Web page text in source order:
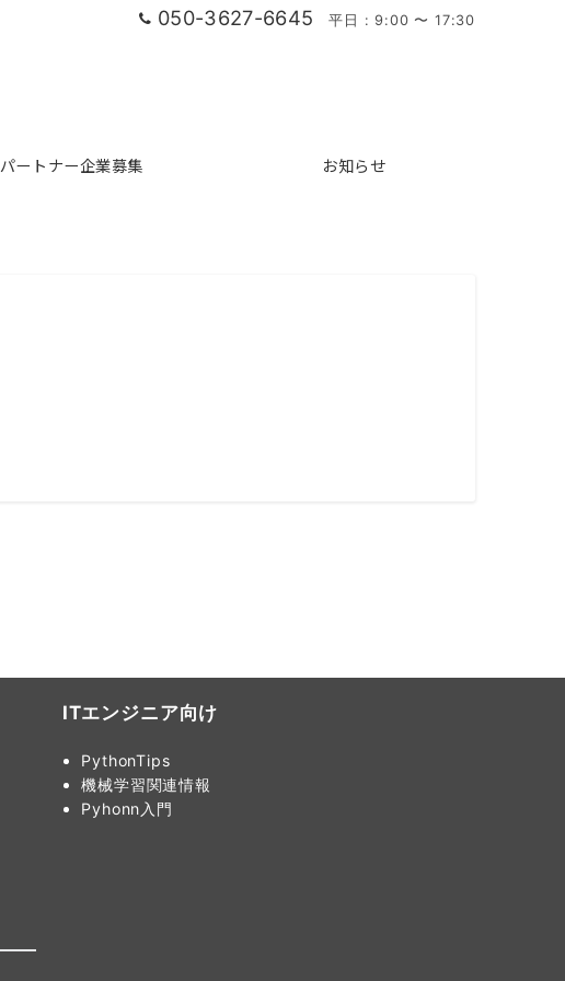
050-3627-6645 平日 : 9:00 〜 17:30
パートナー企業募集 お知らせ
ITエンジニア向け
PythonTips
機械学習関連情報
Pyhonn入門